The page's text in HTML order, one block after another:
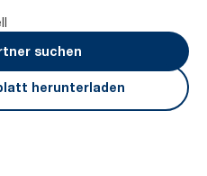
suchen
herunterladen